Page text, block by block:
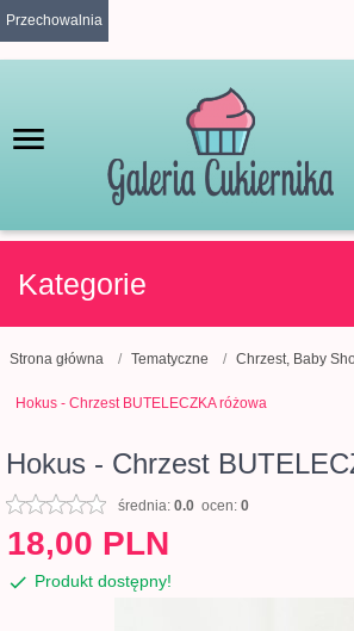
Przechowalnia
Kategorie
Strona główna Tematyczne Chrzest, Baby
Hokus - Chrzest BUTELECZKA różowa
Hokus - Chrzest
średnia: 0.0 ocen: 0
18,00 PLN
Produkt dostępny!